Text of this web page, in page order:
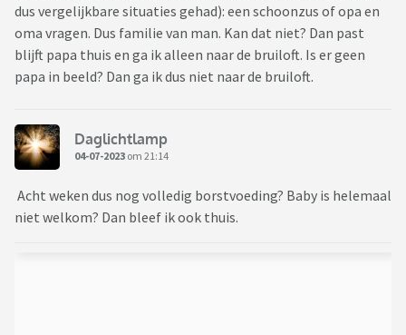
dus vergelijkbare situaties gehad): een schoonzus of opa en
oma vragen. Dus familie van man. Kan dat niet? Dan past
blijft papa thuis en ga ik alleen naar de bruiloft. Is er geen
papa in beeld? Dan ga ik dus niet naar de bruiloft.
Daglichtlamp
04-07-2023 om 21:14
Acht weken dus nog volledig borstvoeding? Baby is helemaal
niet welkom? Dan bleef ik ook thuis.